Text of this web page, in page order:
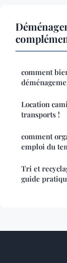
comment
Location
transports !
comment
emploi du
Tri et
guide